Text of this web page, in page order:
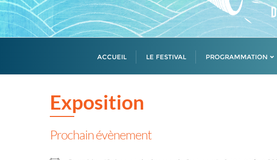
ACCUEIL LE FESTIVAL PROGRAMMATION
Exposition
Prochain évènement